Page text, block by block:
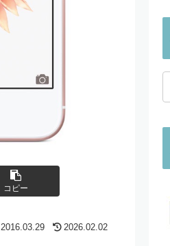
コピー
2016.03.29 2026.02.02